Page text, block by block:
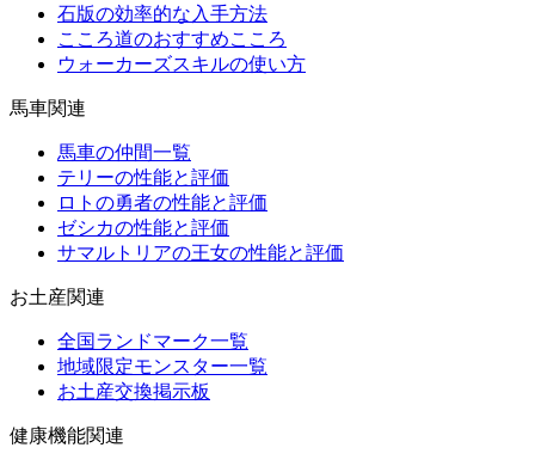
石版の効率的な入手方法
こころ道のおすすめこころ
ウォーカーズスキルの使い方
馬車関連
馬車の仲間一覧
テリーの性能と評価
ロトの勇者の性能と評価
ゼシカの性能と評価
サマルトリアの王女の性能と評価
お土産関連
全国ランドマーク一覧
地域限定モンスター一覧
お土産交換掲示板
健康機能関連